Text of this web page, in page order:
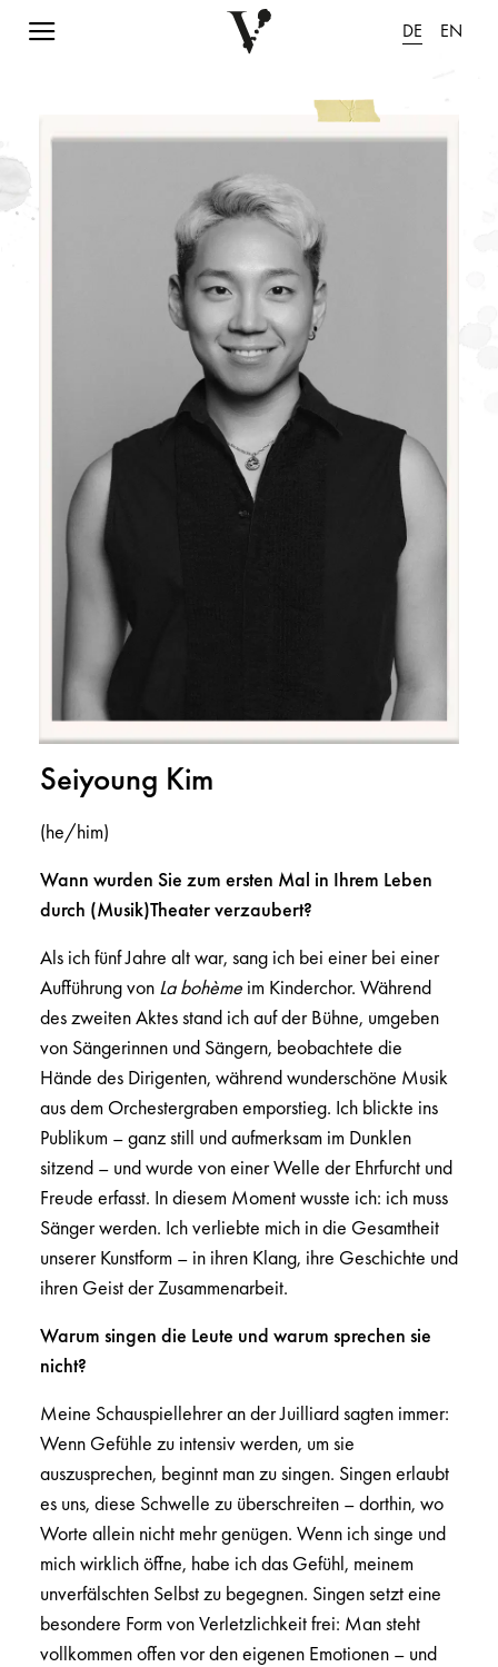
Navigation einblenden DE EN
Seiyoung Kim
(he/him)
Wann wurden Sie zum ersten Mal in Ihrem Leben
durch (Musik)Theater verzaubert?
Als ich fünf Jahre alt war, sang ich bei einer bei einer
Aufführung von La bohème im Kinderchor. Während
des zweiten Aktes stand ich auf der Bühne, umgeben
von Sängerinnen und Sängern, beobachtete die
Hände des Dirigenten, während wunderschöne Musik
aus dem Orchestergraben emporstieg. Ich blickte ins
Publikum – ganz still und aufmerksam im Dunklen
sitzend – und wurde von einer Welle der Ehrfurcht und
Freude erfasst. In diesem Moment wusste ich: ich muss
Sänger werden. Ich verliebte mich in die Gesamtheit
unserer Kunstform – in ihren Klang, ihre Geschichte und
ihren Geist der Zusammenarbeit.
Warum singen die Leute und warum sprechen sie
nicht?
Meine Schauspiellehrer an der Juilliard sagten immer:
Wenn Gefühle zu intensiv werden, um sie
auszusprechen, beginnt man zu singen. Singen erlaubt
es uns, diese Schwelle zu überschreiten – dorthin, wo
Worte allein nicht mehr genügen. Wenn ich singe und
mich wirklich öffne, habe ich das Gefühl, meinem
unverfälschten Selbst zu begegnen. Singen setzt eine
besondere Form von Verletzlichkeit frei: Man steht
vollkommen offen vor den eigenen Emotionen – und